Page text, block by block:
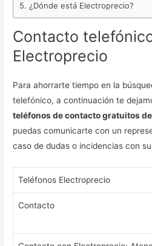
¿Dónde está Electroprecio?
Contacto
Electroprecio
Para ahorrarte tiempo en la
telefónico, a continuación te
teléfonos de contacto gratuitos
puedas comunicarte con un
caso de dudas o incidencias con
Teléfonos Electroprecio
Contacto